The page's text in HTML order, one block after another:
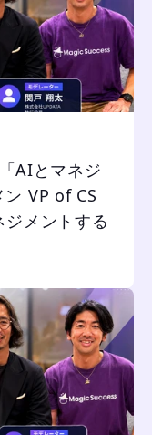
AIとマネジ
VP of CS
メントする